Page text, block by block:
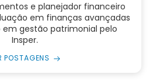
e planejador financeiro
em finanças avançadas
em gestão patrimonial pelo
Insper.
POSTAGENS